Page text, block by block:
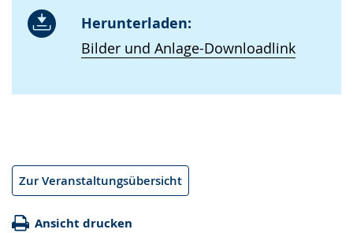
Herunterladen:
Bilder und Anlage-Downloadlink
Zur Veranstaltungsübersicht
Ansicht drucken